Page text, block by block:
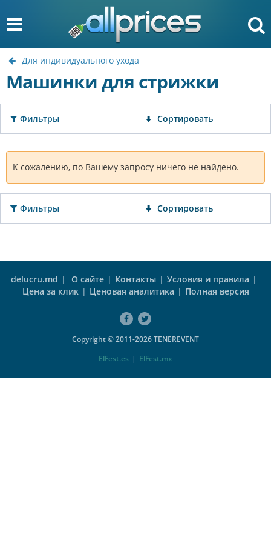
Для индивидуального ухода
Машинки для стрижки
Фильтры Сортировать
К сожалению, по Вашему запросу ничего не найдено.
Фильтры Сортировать
delucru.md | О сайте | Контакты | Условия и правила |
Цена за клик | Ценовая аналитика | Полная версия
Copyright © 2011-2026 TENEREVENT
ElFest.es | ElFest.mx